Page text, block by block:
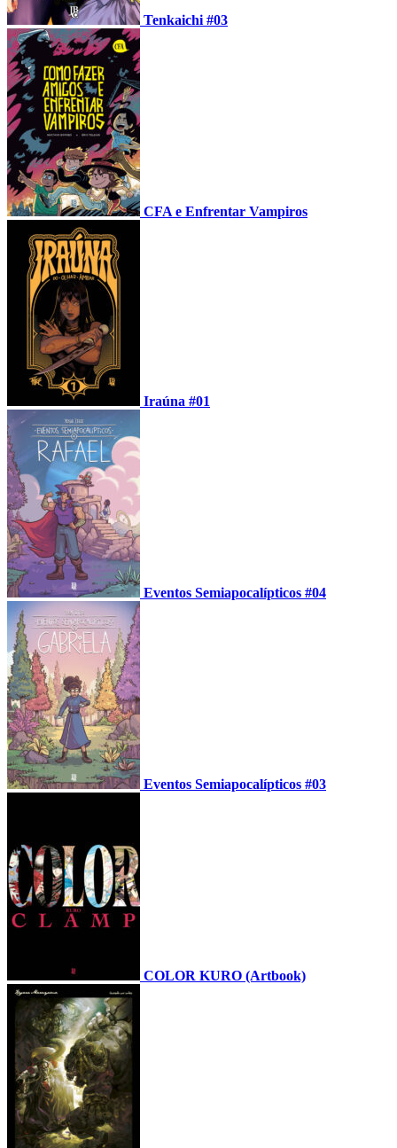
Tenkaichi #03
CFA e Enfrentar Vampiros
Iraúna #01
Eventos Semiapocalípticos #04
Eventos Semiapocalípticos #03
COLOR KURO (Artbook)